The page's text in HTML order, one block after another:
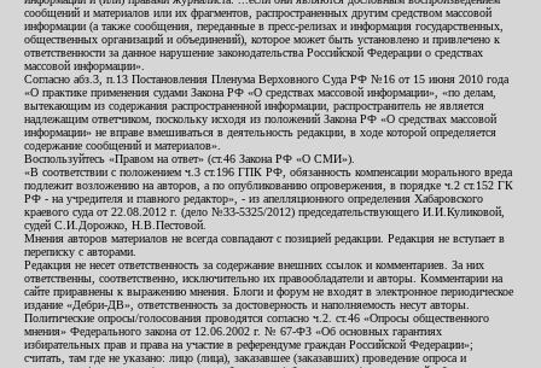
сообщений и материалов или их фрагментов, распространенных другим средством массовой
информации (а также сообщения, переданные в пресс-релизах и информация государственных,
общественных организаций и объединений), которое может быть установлено и привлечено к
ответственности за данное нарушение законодательства Российской Федерации о средствах
массовой информации».
Согласно абз.3, п.13 Постановления Пленума Верховного Суда РФ №16 от 15 июня 2010 года
«О практике применения судами Закона РФ «О средствах массовой информации», «по делам,
вытекающим из содержания распространенной информации, распространитель не является
надлежащим ответчиком, поскольку исходя из положений Закона РФ «О средствах массовой
информации» не вправе вмешиваться в деятельность редакции, в ходе которой определяется
содержание сообщений и материалов».
Воспользуйтесь «Правом на ответ» (ст.46 Закона РФ «О СМИ»).
«В соответствии с положением ч.3 ст.196 ГПК РФ, обязанность компенсации морального вреда
подлежит возложению на авторов, а по опубликованию опровержения, в порядке ч.2 ст.152 ГК
РФ - на учредителя и главного редактор», - из апелляционного определения Хабаровского
краевого суда от 22.08.2012 г. (дело №33-5325/2012) председательствующего И.И.Куликовой,
судей С.И.Дорожко, Н.В.Пестовой.
Мнения авторов материалов не всегда совпадают с позицией редакции. Редакция не вступает в
переписку с авторами.
Редакция не несет ответственность за содержание внешних ссылок и комментариев. За них
ответственны, соответственно, исключительно их правообладатели и авторы. Комментарии на
сайте приравнены к выражению мнения. Блоги и форум не входят в электронное периодическое
издание «Дебри-ДВ», ответственность за достоверность и наполняемость несут авторы.
Политические опросы/голосования проводятся согласно ч.2. ст.46 «Опросы общественного
мнения» Федерального закона от 12.06.2002 г. № 67-ФЗ «Об основных гарантиях
избирательных прав и права на участие в референдуме граждан Российской Федерации»;
считать, там где не указано: лицо (лица), заказавшее (заказавших) проведение опроса и